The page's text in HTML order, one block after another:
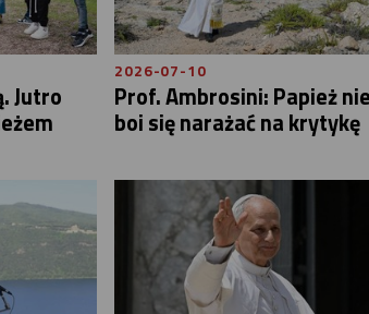
Jutro
2026-07-10
Prof. Ambrosini: Papież nie
boi się narażać na krytykę